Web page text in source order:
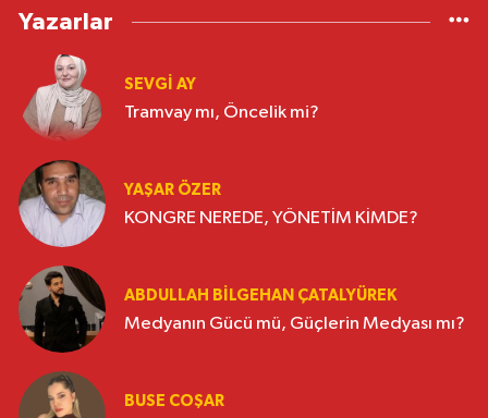
Yazarlar
SEVGI AY
Tramvay mı, Öncelik mi?
YAŞAR ÖZER
KONGRE NEREDE, YÖNETİM KİMDE?
ABDULLAH BILGEHAN ÇATALYÜREK
Medyanın Gücü mü, Güçlerin Medyası mı?
BUSE COŞAR